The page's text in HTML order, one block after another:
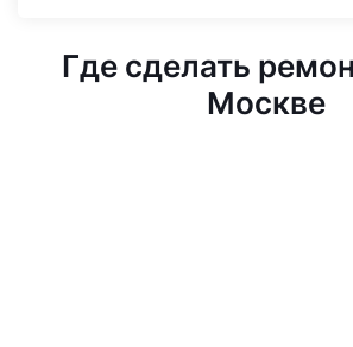
Где сделать
Москве